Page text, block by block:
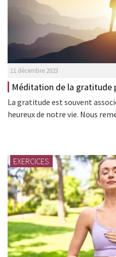
11 décembre 2023
Méditation de la gratitude
La gratitude est souvent
heureux de notre vie. Nous
EXERCICES